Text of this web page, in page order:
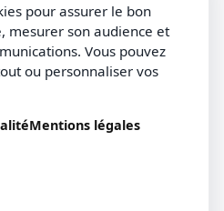
pour assurer le bon
mesurer son audience et
Vous pouvez
ou personnaliser vos
Mentions légales